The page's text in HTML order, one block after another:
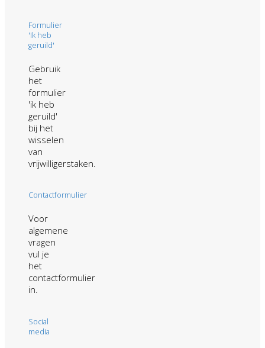
Formulier
'Ik heb
geruild'
Gebruik
het
formulier
'ik heb
geruild'
bij het
wisselen
van
vrijwilligerstaken.
Contactformulier
Voor
algemene
vragen
vul je
het
contactformulier
in.
Social
media